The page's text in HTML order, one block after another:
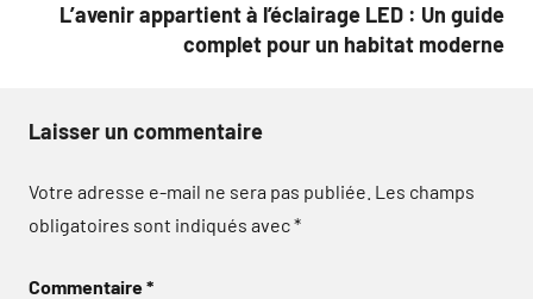
L’avenir appartient à l’éclairage LED : Un guide
complet pour un habitat moderne
Laisser un commentaire
Votre adresse e-mail ne sera pas publiée. Les champs
obligatoires sont indiqués avec*
Commentaire*